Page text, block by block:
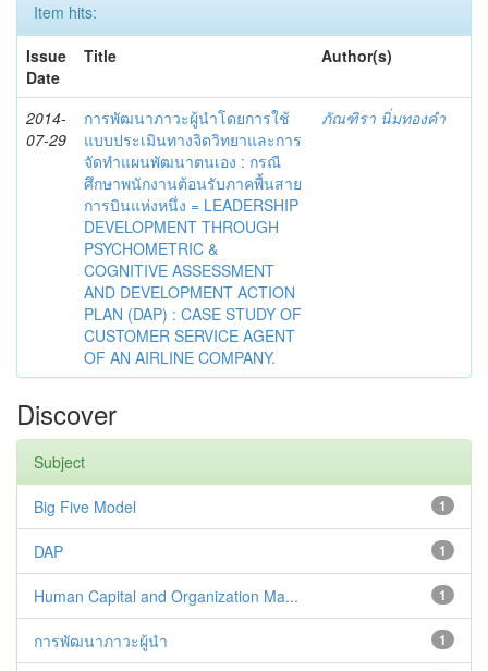
Item hits:
Issue
Date
Title Author(s)
2014-
07-29
การพัฒนาภาวะผู้นำโดยการใช้
แบบประเมินทางจิตวิทยาและการ
จัดทำแผนพัฒนาตนเอง : กรณี
ศึกษาพนักงานต้อนรับภาคพื้นสาย
การบินแห่งหนึ่ง = LEADERSHIP
DEVELOPMENT THROUGH
PSYCHOMETRIC &
COGNITIVE ASSESSMENT
AND DEVELOPMENT ACTION
PLAN (DAP) : CASE STUDY OF
CUSTOMER SERVICE AGENT
OF AN AIRLINE COMPANY.
ภัณฑิรา นิ่มทองคำ
Discover
Subject
1
Big Five Model
1
DAP
1
Human Capital and Organization Ma...
1
การพัฒนาภาวะผู้นำ